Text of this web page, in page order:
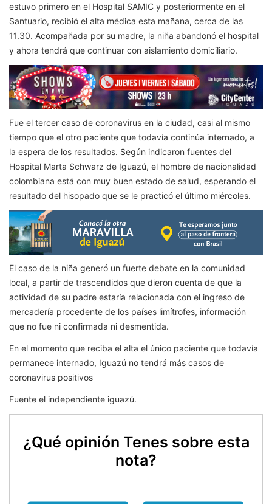
estuvo primero en el Hospital SAMIC y posteriormente en el
Santuario, recibió el alta médica esta mañana, cerca de las
11.30. Acompañada por su madre, la niña abandonó el hospital
y ahora tendrá que continuar con aislamiento domiciliario.
Fue el tercer caso de coronavirus en la ciudad, casi al mismo
tiempo que el otro paciente que todavía continúa internado, a
la espera de los resultados. Según indicaron fuentes del
Hospital Marta Schwarz de Iguazú, el hombre de nacionalidad
colombiana está con muy buen estado de salud, esperando el
resultado del hisopado que se le practicó el último miércoles.
El caso de la niña generó un fuerte debate en la comunidad
local, a partir de trascendidos que dieron cuenta de que la
actividad de su padre estaría relacionada con el ingreso de
mercadería procedente de los países limítrofes, información
que no fue ni confirmada ni desmentida.
En el momento que reciba el alta el único paciente que todavía
permanece internado, Iguazú no tendrá más casos de
coronavirus positivos
Fuente el independiente iguazú.
¿Qué opinión Tenes sobre esta
nota?